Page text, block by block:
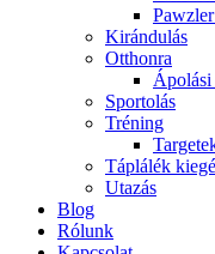
Kirándulás
Otthonra
Ápolási
Sportolás
Tréning
Táplálék
Utazás
Blog
Rólunk